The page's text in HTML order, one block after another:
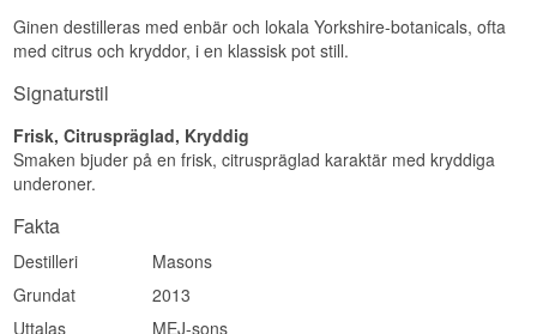
Ginen destilleras med enbär och lokala Yorkshire-botanicals, ofta
med citrus och kryddor, i en klassisk pot still.
Signaturstil
Frisk, Citruspräglad, Kryddig
Smaken bjuder på en frisk, citruspräglad karaktär med kryddiga
underoner.
Fakta
Destilleri
Masons
Grundat
2013
Uttalas
MEJ-sons